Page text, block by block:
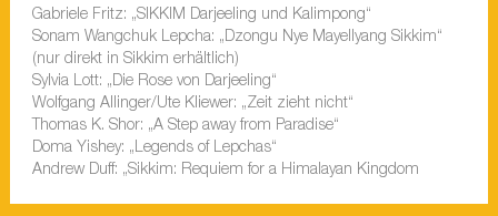
Gabriele Fritz: „SIKKIM Darjeeling und Kalimpong“
Sonam Wangchuk Lepcha: „Dzongu Nye Mayellyang Sikkim“
(nur direkt in Sikkim erhältlich)
Sylvia Lott: „Die Rose von Darjeeling“
Wolfgang Allinger/Ute Kliewer: „Zeit zieht nicht“
Thomas K. Shor: „A Step away from Paradise“
Doma Yishey: „Legends of Lepchas“
Andrew Duff: „Sikkim: Requiem for a Himalayan Kingdom